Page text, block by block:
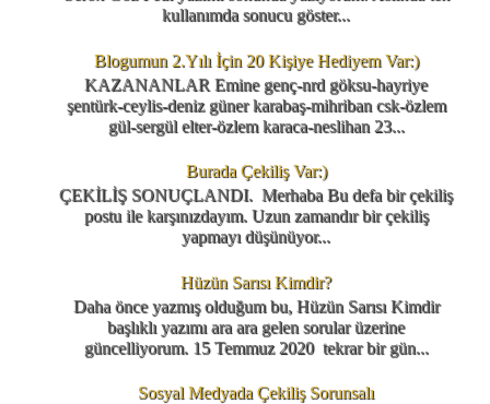
kullanımda sonucu göster...
Blogumun 2.Yılı İçin 20 Kişiye Hediyem Var:)
KAZANANLAR Emine genç-nrd göksu-hayriye
şentürk-ceylis-deniz güner karabaş-mihriban csk-özlem
gül-sergül elter-özlem karaca-neslihan 23...
Burada Çekiliş Var:)
ÇEKİLİŞ SONUÇLANDI. Merhaba Bu defa bir çekiliş
postu ile karşınızdayım. Uzun zamandır bir çekiliş
yapmayı düşünüyor...
Hüzün Sarısı Kimdir?
Daha önce yazmış olduğum bu, Hüzün Sarısı Kimdir
başlıklı yazımı ara ara gelen sorular üzerine
güncelliyorum. 15 Temmuz 2020 tekrar bir gün...
Sosyal Medyada Çekiliş Sorunsalı